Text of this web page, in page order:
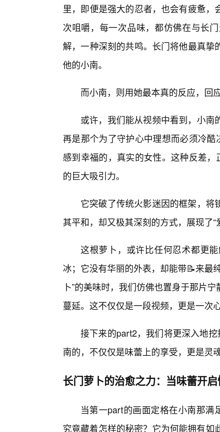
里，即便是强大的忍者，也会有疲惫
次咀嚼，每一次品味，都仿佛在与长
解，一种深刻的共鸣。长门将他最真
他的小南。
而小南，则用她最本真的反应，回
或许，我们能从视频中看到，小
再是那个为了守护心中理想而必须冷
感到幸福的，真实的女性。这种反差
的巨大吸引力。
它突破了传统火影迷因的框架，
其平和，却又极其深刻的方式，展现了“
这根萝卜，或许比任何忍术都更
冰；它没有华丽的外表，却能带📝来最
卜”的美味时，我们仿佛也置身于那片
蔓延。这不仅仅是一段视频，更是一次
接下来的part2，我们将更深入地
南的，不仅仅是味蕾上的享受，更是灵
长门萝卜的治愈之力：当味蕾开
当第一part的画面定格在小南那满
究竟藏着怎样的秘密？它为何能拥有